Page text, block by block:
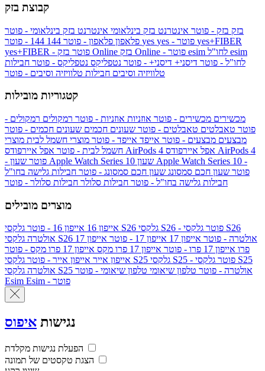
קבוצת בזק
בזק בזק - פוטר אינטרנט בזק בינלאומי אינטרנט בזק בינלאומי - פוטר
פלאפון פלאפון - פוטר 144 yes
yes+FIBER
yes+FIBER - פוטר בזק Online
esim
לחו"ל - פוטר דיסני+ דיסני+ - פוטר נטפליקס נטפליקס - פוטר חבילות
טלוויזיה וסיבים חבילות טלוויזיה וסיבים - פוטר
קטגוריות מובילות
מכשירים מכשירים - פוטר אוזניות אוזניות - פוטר רמקולים רמקולים -
פוטר טאבלטים טאבלטים - פוטר שעונים חכמים שעונים חכמים - פוטר
מבצעים מבצעים - פוטר אייפד אייפד - פוטר מוצרי חשמל לבית מוצרי
חשמל לבית - פוטר אפל איירפודס AirPods 4 אפל איירפודס AirPods 4
- פוטר שעון Apple Watch Series 10 שעון Apple Watch Series 10 -
פוטר שעון חכם סמסונג שעון חכם סמסונג - פוטר חבילות גלישה בחו"ל
חבילות גלישה בחו"ל - פוטר חבילות סלולר חבילות סלולר - פוטר
מוצרים מובילים
אייפון 16 אייפון 16 - פוטר גלקסי S26 גלקסי S26 - פוטר גלקסי S26
אולטרה
גלקסי S26 אולטרה - פוטר אייפון 17 אייפון 17 - פוטר
אייפון 17
פרו אייפון 17 פרו - פוטר אייפון 17 פרו מקס
אייפון 17 פרו מקס - פוטר
אייפון אייר אייפון אייר - פוטר גלקסי S25 גלקסי S25 - פוטר גלקסי S25
אולטרה
גלקסי S25 אולטרה - פוטר טלפון שיאומי טלפון שיאומי - פוטר
Esim
Esim - פוטר
נגישות איפוס
הפעלת נגישות מקלדת
הצגת טקסטים של תמונה